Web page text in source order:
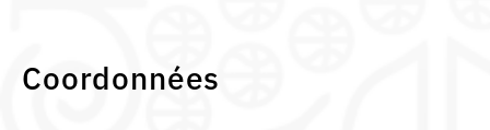
Coordonnées